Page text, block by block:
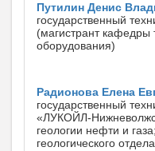
Путилин Денис
государственный
(магистрант кафедры
оборудования)
Радионова Елена
государственный
«ЛУКОЙЛ-
геологии нефти и
геологического